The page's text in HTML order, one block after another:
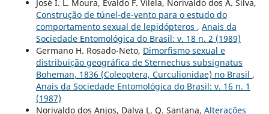
José I. L. Moura, Evaldo F. Vilela, Norivaldo dos A. Silva,
Construção de túnel-de-vento para o estudo do
comportamento sexual de lepidópteros , Anais da
Sociedade Entomológica do Brasil: v. 18 n. 2 (1989)
Germano H. Rosado-Neto, Dimorfismo sexual e
distribuição geográfica de Sternechus subsignatus
Boheman, 1836 (Coleoptera, Curculionidae) no Brasil ,
Anais da Sociedade Entomológica do Brasil: v. 16 n. 1
(1987)
Norivaldo dos Anjos, Dalva L. Q. Santana, Alterações